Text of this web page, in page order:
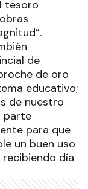
tesoro
de
de oro
educativo;
de nuestro
parte
para que
un buen uso
día